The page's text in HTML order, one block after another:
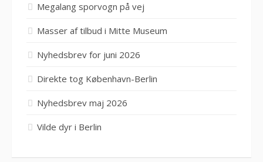
Megalang sporvogn på vej
Masser af tilbud i Mitte Museum
Nyhedsbrev for juni 2026
Direkte tog København-Berlin
Nyhedsbrev maj 2026
Vilde dyr i Berlin